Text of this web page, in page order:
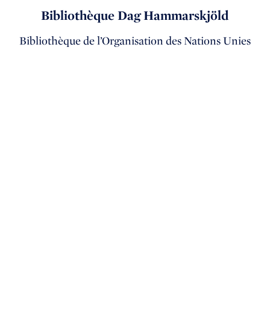
Bibliothèque Dag Hammarskjöld
Bibliothèque de l’Organisation des Nations Unies